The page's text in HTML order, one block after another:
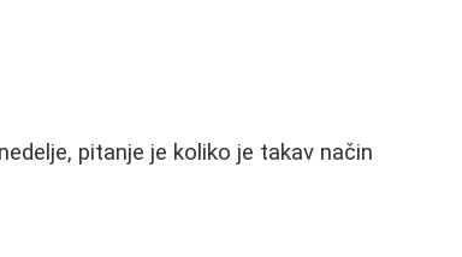
pitanje je koliko je takav način